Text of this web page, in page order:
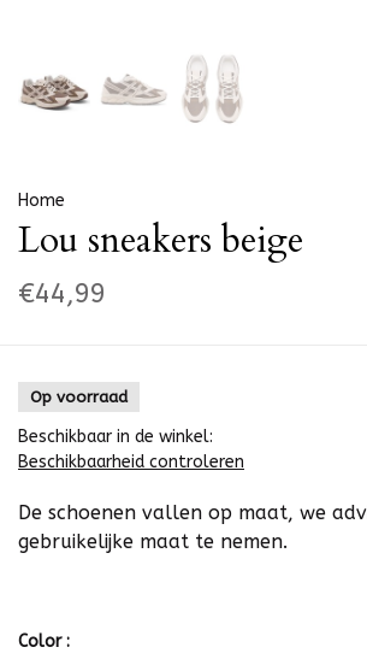
Home
Lou sneakers beige
€44,99
Op voorraad
Beschikbaar in de winkel:
Beschikbaarheid controleren
De schoenen vallen op maat, we
gebruikelijke maat te nemen.
Color :